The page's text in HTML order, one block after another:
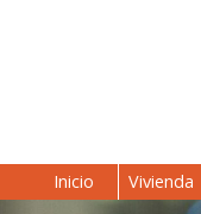
Inicio Vivienda